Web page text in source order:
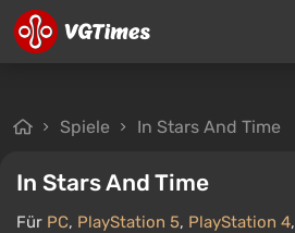
Spiele In Stars And Time
In Stars And Time
Für PC, PlayStation 5, PlayStation 4,